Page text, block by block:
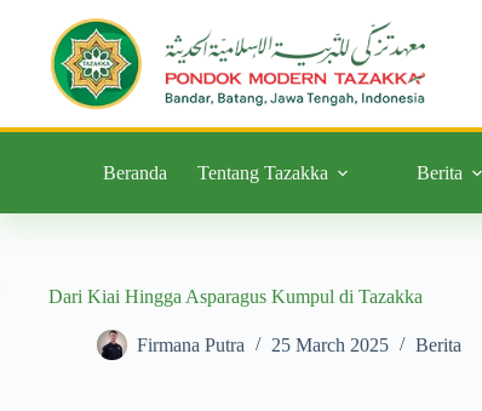
Beranda Tentang Tazakka Berita
Dari Kiai Hingga Asparagus Kumpul di Tazakka
Firmana Putra 25 March 2025 Berita